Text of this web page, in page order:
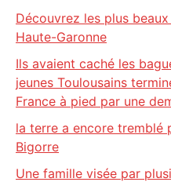
Découvrez les plus
Haute-Garonne
Ils avaient caché les
jeunes Toulousains
France à pied par une
la terre a encore tremblé
Bigorre
Une famille visée par